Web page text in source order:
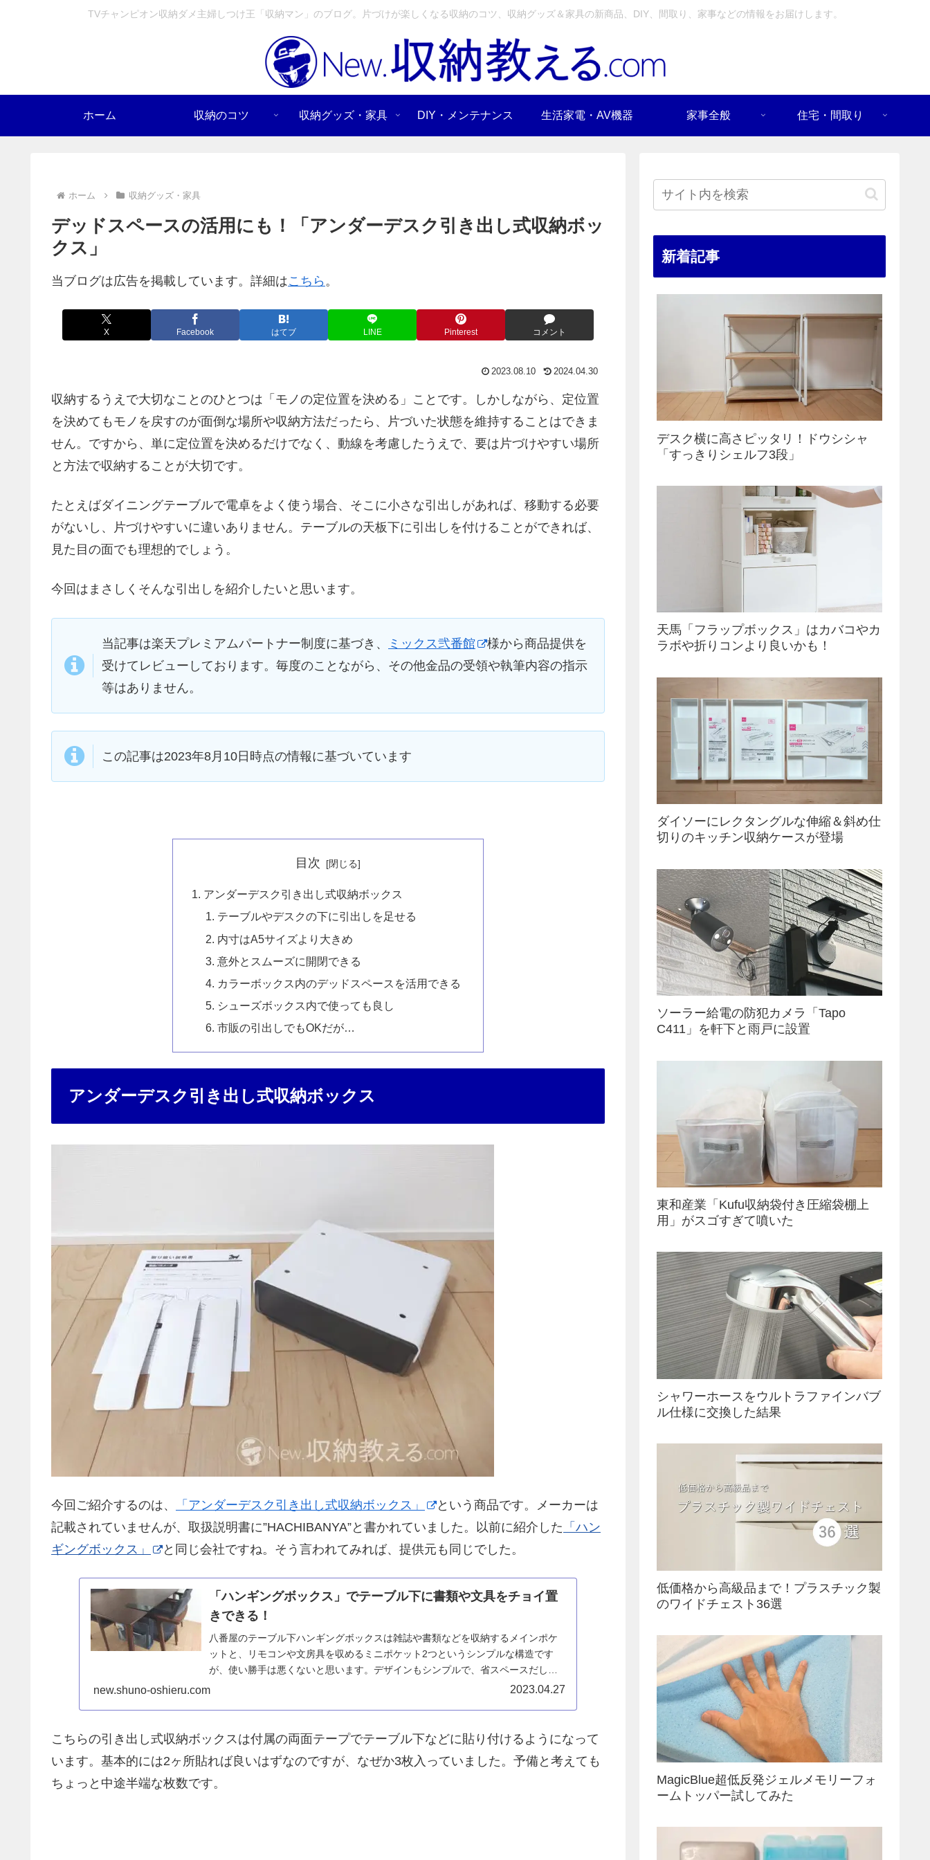
TVチャンピオン収納ダメ主婦しつけ王「収納マン」のブログ。片づけが楽しくなる収納のコツ、収納グッズ＆家具の新商品、DIY、間取り、家事などの情報をお届けします。
ホーム 収納のコツ 収納グッズ・家具 DIY・メンテナンス 生活家電・AV機器 家事全般 住宅・間取り
ホーム 収納グッズ・家具
デッドスペースの活用にも！「アンダーデスク引き出し式収納ボッ
クス」
当ブログは広告を掲載しています。詳細はこちら 。
X Facebook はてブ LINE Pinterest コメント
2023.08.10 2024.04.30
収納するうえで大切なことのひとつは「モノの定位置を決める」ことです。しかしながら、定位置
を決めてもモノを戻すのが面倒な場所や収納方法だったら、片づいた状態を維持することはできま
せん。ですから、単に定位置を決めるだけでなく、動線を考慮したうえで、要は片づけやすい場所
と方法で収納することが大切です。
たとえばダイニングテーブルで電卓をよく使う場合、そこに小さな引出しがあれば、移動する必要
がないし、片づけやすいに違いありません。テーブルの天板下に引出しを付けることができれば、
見た目の面でも理想的でしょう。
今回はまさしくそんな引出しを紹介したいと思います。
当記事は楽天プレミアムパートナー制度に基づき、 ミックス弐番館
様から商品提供を
受けてレビューしております。毎度のことながら、その他金品の受領や執筆内容の指示
等はありません。
この記事は2023年8月10日時点の情報に基づいています
目次
アンダーデスク引き出し式収納ボックス
テーブルやデスクの下に引出しを足せる
内寸はA5サイズより大きめ
意外とスムーズに開閉できる
カラーボックス内のデッドスペースを活用できる
シューズボックス内で使っても良し
市販の引出しでもOKだが…
アンダーデスク引き出し式収納ボックス
今回ご紹介するのは、 「アンダーデスク引き出し式収納ボックス」
という商品です。メーカーは
記載されていませんが、取扱説明書に”HACHIBANYA”と書かれていました。以前に紹介した 「ハン
ギングボックス」
と同じ会社ですね。そう言われてみれば、提供元も同じでした。
「ハンギングボックス」でテーブル下に書類や文具をチョイ置
きできる！
八番屋のテーブル下ハンギングボックスは雑誌や書類などを収納するメインポケ
ットと、リモコンや文房具を収めるミニポケット2つというシンプルな構造です
が、使い勝手は悪くないと思います。デザインもシンプルで、省スペースだし、
どこで使っても見た目を損ないません。
new.shuno-oshieru.com 2023.04.27
こちらの引き出し式収納ボックスは付属の両面テープでテーブル下などに貼り付けるようになって
います。基本的には2ヶ所貼れば良いはずなのですが、なぜか3枚入っていました。予備と考えても
ちょっと中途半端な枚数です。
新着記事
デスク横に高さピッタリ！ドウシシャ
「すっきりシェルフ3段」
天馬「フラップボックス」はカバコやカ
ラボや折りコンより良いかも！
ダイソーにレクタングルな伸縮＆斜め仕
切りのキッチン収納ケースが登場
ソーラー給電の防犯カメラ「Tapo
C411」を軒下と雨戸に設置
東和産業「Kufu収納袋付き圧縮袋棚上
用」がスゴすぎて噴いた
シャワーホースをウルトラファインバブ
ル仕様に交換した結果
低価格から高級品まで！プラスチック製
のワイドチェスト36選
MagicBlue超低反発ジェルメモリーフォ
ームトッパー試してみた